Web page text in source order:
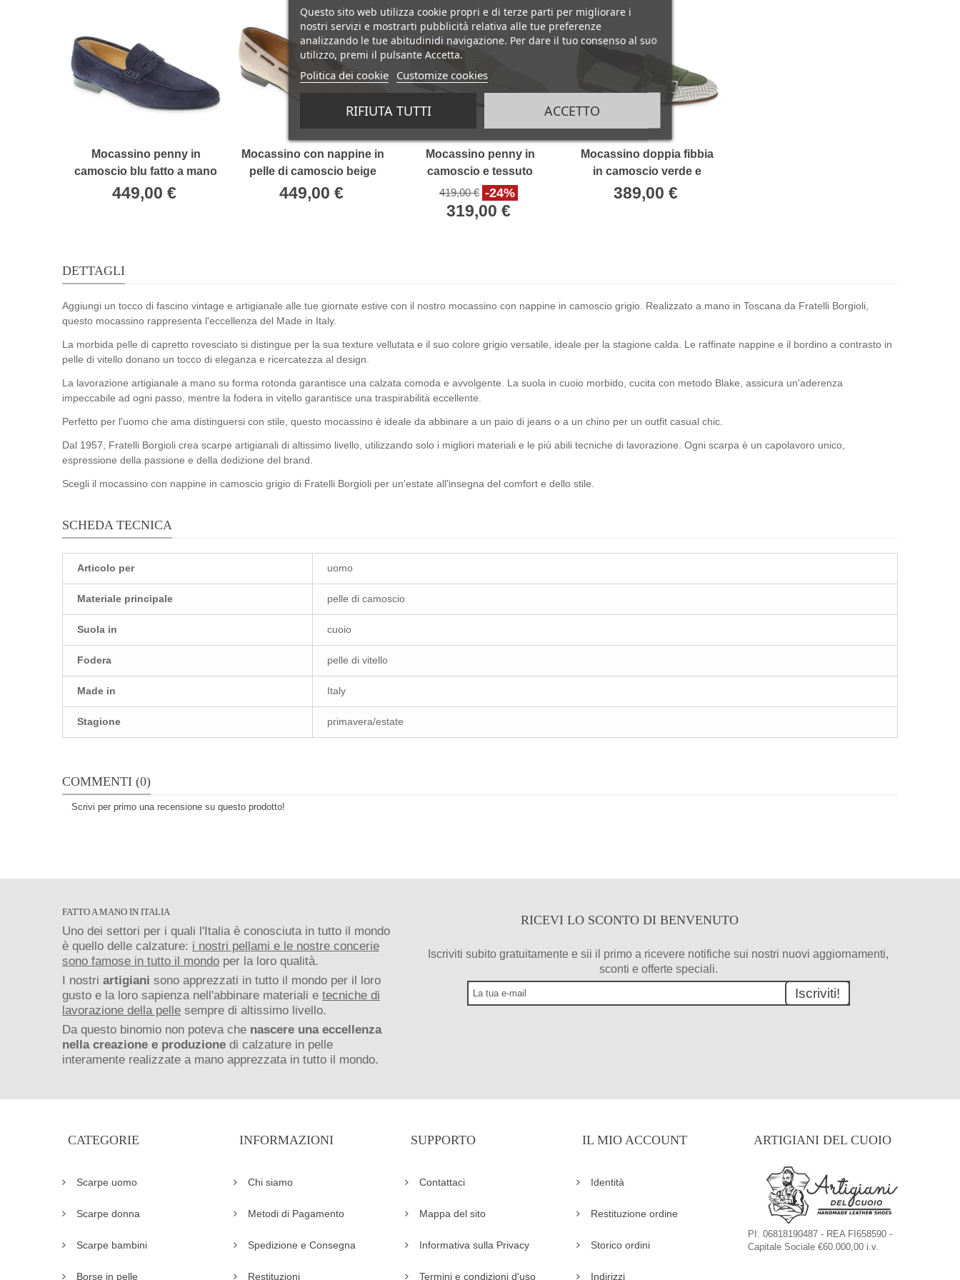
Mocassino penny in
camoscio blu fatto a mano
da Fratelli Borgioli
449,00 €
Mocassino con nappine in
pelle di camoscio beige
fatto a mano da Fratelli
Borgioli
449,00 €
Mocassino penny in
camoscio e tessuto
intrecciato bianco e beige
419,00 € -24%
319,00 €
Mocassino doppia fibbia
in camoscio verde e
tessuto intrecciato -
Fratelli Borgioli
389,00 €
DETTAGLI
Aggiungi un tocco di fascino vintage e artigianale alle tue giornate estive con il nostro mocassino con nappine in camoscio grigio. Realizzato a mano in Toscana da Fratelli Borgioli,
questo mocassino rappresenta l'eccellenza del Made in Italy.
La morbida pelle di capretto rovesciato si distingue per la sua texture vellutata e il suo colore grigio versatile, ideale per la stagione calda. Le raffinate nappine e il bordino a contrasto in
pelle di vitello donano un tocco di eleganza e ricercatezza al design.
La lavorazione artigianale a mano su forma rotonda garantisce una calzata comoda e avvolgente. La suola in cuoio morbido, cucita con metodo Blake, assicura un'aderenza
impeccabile ad ogni passo, mentre la fodera in vitello garantisce una traspirabilità eccellente.
Perfetto per l'uomo che ama distinguersi con stile, questo mocassino è ideale da abbinare a un paio di jeans o a un chino per un outfit casual chic.
Dal 1957, Fratelli Borgioli crea scarpe artigianali di altissimo livello, utilizzando solo i migliori materiali e le più abili tecniche di lavorazione. Ogni scarpa è un capolavoro unico,
espressione della passione e della dedizione del brand.
Scegli il mocassino con nappine in camoscio grigio di Fratelli Borgioli per un'estate all'insegna del comfort e dello stile.
SCHEDA TECNICA
Articolo per uomo
Materiale principale pelle di camoscio
Suola in cuoio
Fodera pelle di vitello
Made in Italy
Stagione primavera/estate
COMMENTI (0)
Scrivi per primo una recensione su questo prodotto!
FATTO A MANO IN ITALIA
Uno dei settori per i quali l'Italia è conosciuta in tutto il mondo
è quello delle calzature: i nostri pellami e le nostre concerie
sono famose in tutto il mondo per la loro qualità.
I nostri artigiani sono apprezzati in tutto il mondo per il loro
gusto e la loro sapienza nell'abbinare materiali e tecniche di
lavorazione della pelle sempre di altissimo livello.
Da questo binomio non poteva che nascere una eccellenza
nella creazione e produzione di calzature in pelle
interamente realizzate a mano apprezzata in tutto il mondo.
RICEVI LO SCONTO DI BENVENUTO
Iscriviti subito gratuitamente e sii il primo a ricevere notifiche sui nostri nuovi aggiornamenti,
sconti e offerte speciali.
Iscriviti!
CATEGORIE
Scarpe uomo
Scarpe donna
Scarpe bambini
Borse in pelle
INFORMAZIONI
Chi siamo
Metodi di Pagamento
Spedizione e Consegna
Restituzioni
SUPPORTO
Contattaci
Mappa del sito
Informativa sulla Privacy
Termini e condizioni d'uso
IL MIO ACCOUNT
Identità
Restituzione ordine
Storico ordini
Indirizzi
Questo sito web utilizza cookie propri e di terze parti per migliorare i
nostri servizi e mostrarti pubblicità relativa alle tue preferenze
analizzando le tue abitudinidi navigazione. Per dare il tuo consenso al suo
utilizzo, premi il pulsante Accetta.
Politica dei cookie Customize cookies
RIFIUTA TUTTI ACCETTO
ARTIGIANI DEL CUOIO
PI. 06818190487 - REA FI658590 -
Capitale Sociale €60.000,00 i.v.